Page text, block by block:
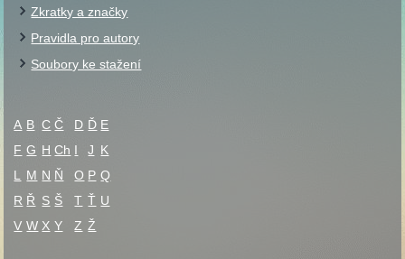
Zkratky a značky
Pravidla pro autory
Soubory ke stažení
A B C Č D Ď E
F G H Ch I J K
L
M N Ň O P Q
R Ř S Š T Ť U
V W X Y Z Ž